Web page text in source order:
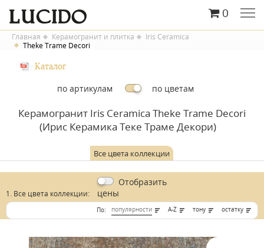
0
Главная Керамогранит и плитка
Iris Ceramica
Theke Trame Decori
Каталог
по артикулам по цветам
Керамогранит Iris Ceramica Theke Trame Decori
(Ирис Керамика Теке Траме Декори)
Все цвета коллекции
1. Все цвета коллекции:
Отобразить
цены
По: популярности A-Z тону остатку